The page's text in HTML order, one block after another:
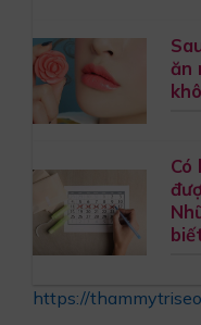
ăn
Có
https://